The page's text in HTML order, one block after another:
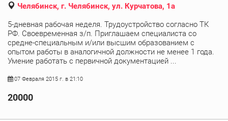
Челябинск, г. Челябинск, ул. Курчатова, 1а
5-дневная рабочая неделя. Трудоустройство согласно ТК
РФ. Своевременная з/п. Приглашаем специалиста со
средне-специальным и/или высшим образованием с
опытом работы в аналогичной должности не менее 1 года.
Умение работать с первичной документацией ...
07 Февраля 2015 г. в 21:10
20000